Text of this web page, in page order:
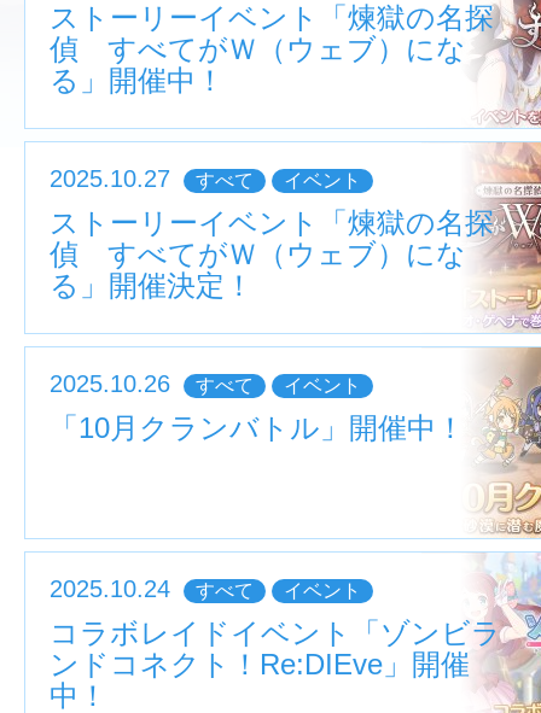
ストーリーイベント「煉獄の名探
偵 すべてがＷ（ウェブ）にな
る」開催中！
2025.10.27 すべて イベント
ストーリーイベント「煉獄の名探
偵 すべてがＷ（ウェブ）にな
る」開催決定！
2025.10.26 すべて イベント
「10月クランバトル」開催中！
2025.10.24 すべて イベント
コラボレイドイベント「ゾンビラ
ンドコネクト！Re:DIEve」開催
中！